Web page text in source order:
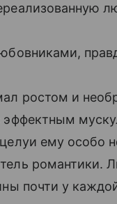
ростом и
эффектным
ему особо
романтики.
почти у